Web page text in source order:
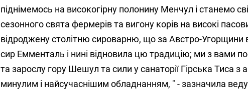
піднімемось на високогірну полонину Менчул і станемо
сезонного свята фермерів та вигону корів на високі
відроджену столітню сироварню, що за Австро-Угорщини
сир Емменталь і нині відновила цю традицію; ми з вами
та зарослу гору Шешул та сили у санаторії Гірська Тиса з
минулим і найсучаснішим обладнанням, " - зазначила